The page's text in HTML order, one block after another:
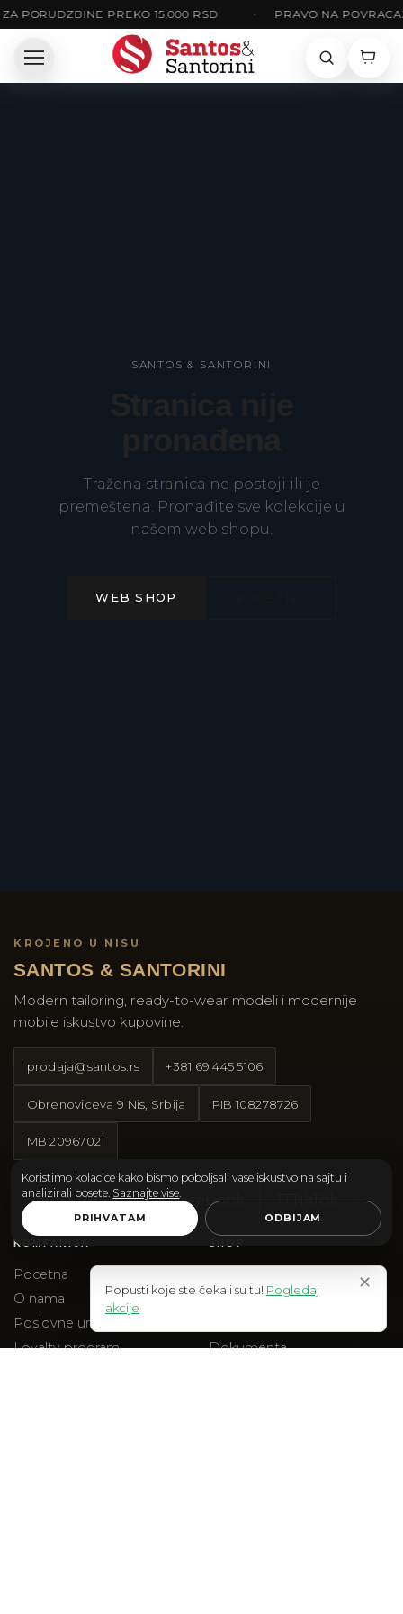
PORUDZBINE PREKO 15.000 RSD PRAVO NA
SANTOS & SANTORINI
Tražena stranica ne postoji ili je
premeštena. Pronađite sve kolekcije u
našem web shopu.
WEB SHOP
KROJENO U NISU
SANTOS & SANTORINI
Modern tailoring, ready-to-wear modeli i modernije
mobile iskustvo kupovine.
prodaja@santos.rs +381 69 445 5106
Obrenoviceva 9 Nis, Srbija PIB 108278726
MB20967021
Instagram Facebook TTTikTok
KOMPANIJA
Pocetna
O nama
Poslovne uniforme
Loyalty program
Akcije
Dokumenta
Koristimo kolacice kako bismo poboljsali vase iskustvo na sajtu i
analizirali posete. Saznajte vise
PRIHVATAM ODBIJAM
✕
Popusti koje ste čekali su tu! Pogledaj
akcije